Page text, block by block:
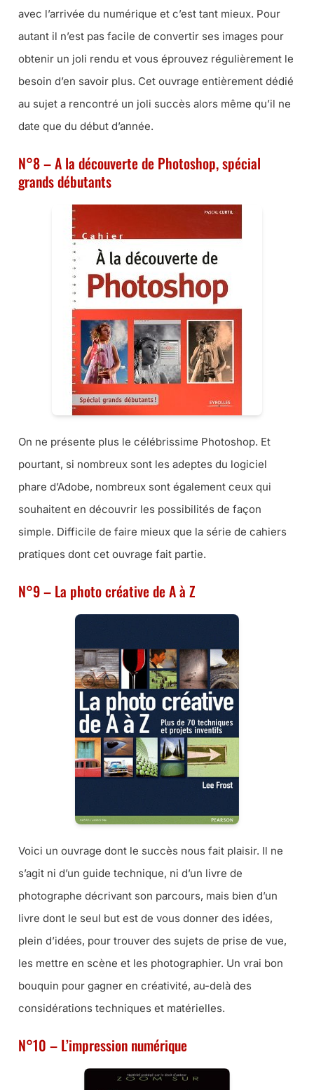
avec l’arrivée du numérique et c’est tant mieux. Pour
autant il n’est pas facile de convertir ses images pour
obtenir un joli rendu et vous éprouvez régulièrement le
besoin d’en savoir plus. Cet ouvrage entièrement dédié
au sujet a rencontré un joli succès alors même qu’il ne
date que du début d’année.
N°8 – A la découverte de Photoshop, spécial
grands débutants
On ne présente plus le célébrissime Photoshop. Et
pourtant, si nombreux sont les adeptes du logiciel
phare d’Adobe, nombreux sont également ceux qui
souhaitent en découvrir les possibilités de façon
simple. Difficile de faire mieux que la série de cahiers
pratiques dont cet ouvrage fait partie.
N°9 – La photo créative de A à Z
Voici un ouvrage dont le succès nous fait plaisir. Il ne
s’agit ni d’un guide technique, ni d’un livre de
photographe décrivant son parcours, mais bien d’un
livre dont le seul but est de vous donner des idées,
plein d’idées, pour trouver des sujets de prise de vue,
les mettre en scène et les photographier. Un vrai bon
bouquin pour gagner en créativité, au-delà des
considérations techniques et matérielles.
N°10 – L’impression numérique